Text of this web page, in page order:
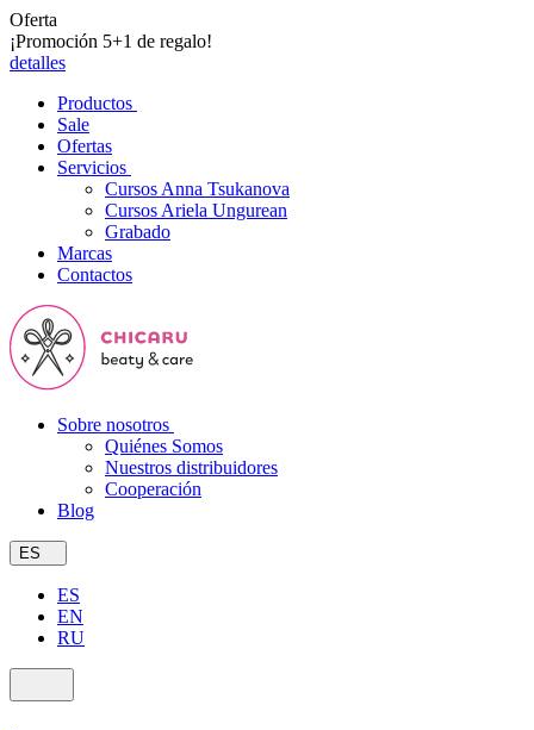
Oferta
¡Promoción 5+1 de regalo!
detalles
Productos
Sale
Ofertas
Servicios
Cursos Anna Tsukanova
Cursos Ariela Ungurean
Grabado
Marcas
Contactos
Sobre nosotros
Quiénes Somos
Nuestros distribuidores
Cooperación
Blog
ES
ES
EN
RU